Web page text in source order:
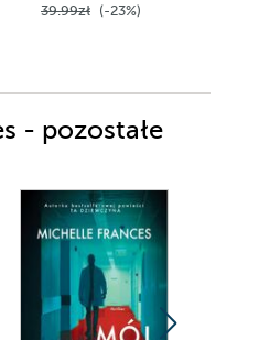
39.99zł (-23%)
- pozostałe